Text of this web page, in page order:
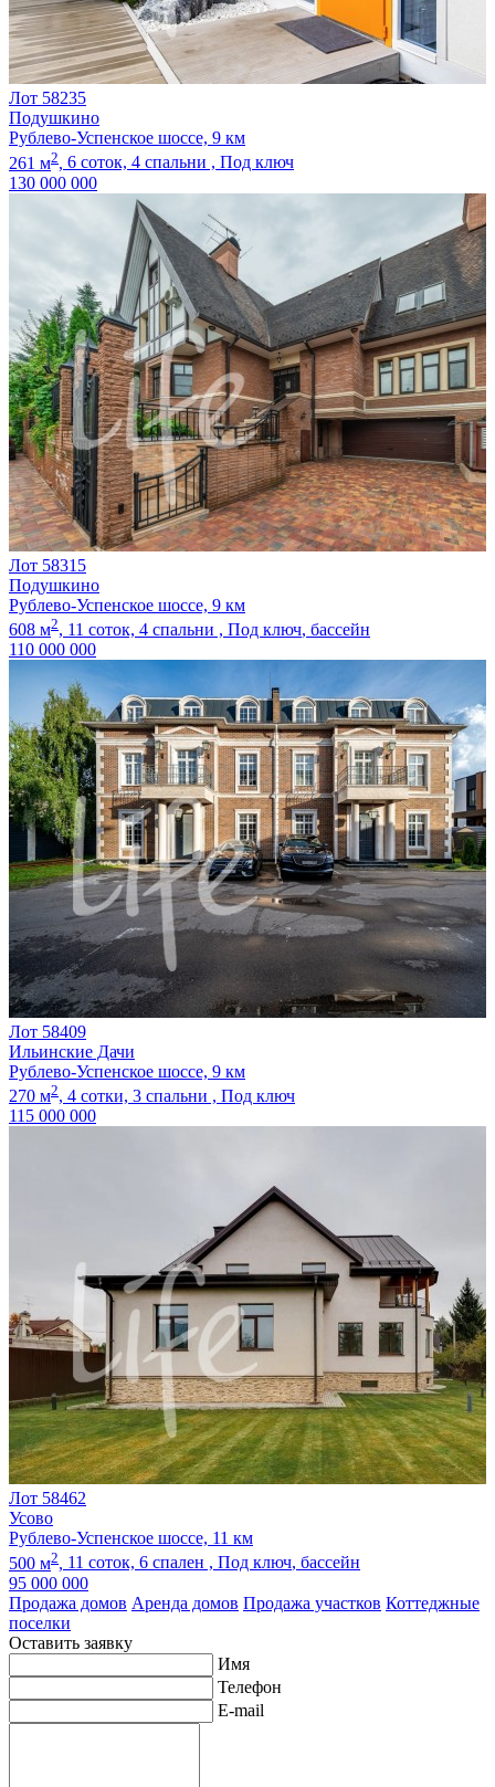
Лот 58235
Подушкино
Рублево-Успенское шоссе, 9 км
261 м2, 6 соток, 4 спальни , Под ключ
130 000 000
Лот 58315
Подушкино
Рублево-Успенское шоссе, 9 км
608 м2, 11 соток, 4 спальни , Под ключ, бассейн
110 000 000
Лот 58409
Ильинские Дачи
Рублево-Успенское шоссе, 9 км
270 м2, 4 сотки, 3 спальни , Под ключ
115 000 000
Лот 58462
Усово
Рублево-Успенское шоссе, 11 км
500 м2, 11 соток, 6 спален , Под ключ, бассейн
95 000 000
Продажа домов Аренда домов Продажа участков Коттеджные
поселки
Оставить заявку
Имя
Телефон
E-mail